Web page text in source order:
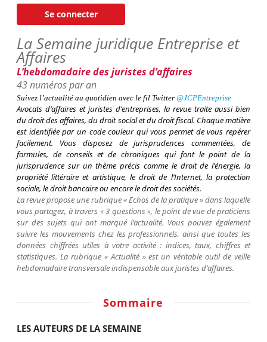
Se connecter
La Semaine juridique Entreprise et
Affaires
L’hebdomadaire des juristes d’affaires
43 numéros par an
Suivez l’actualité au quotidien avec le fil Twitter @JCPEntreprise
Avocats d’affaires et juristes d’entreprises, la revue traite aussi bien
du droit des affaires, du droit social et du droit fiscal. Chaque matière
est identifiée par un code couleur qui vous permet de vous repérer
facilement. Vous disposez de jurisprudences commentées, de
formules, de conseils et de chroniques qui font le point de la
jurisprudence sur un thème précis comme le droit de l’énergie, la
propriété littéraire et artistique, le droit de l’Internet, la protection
sociale, le droit bancaire ou encore le droit des sociétés.
La revue propose une rubrique « Echos de la pratique » dans laquelle
vous partagez, à travers « 3 questions », le point de vue de praticiens
sur des sujets qui ont marqué l’actualité. Vous pouvez également
suivre les mouvements chez les professionnels, ainsi que toutes les
données chiffrées utiles à votre activité : indices, taux, chiffres et
statistiques. La rubrique « Actualité » est un véritable outil de veille
hebdomadaire transversale indispensable aux juristes d’affaires.
Sommaire
LES AUTEURS DE LA SEMAINE